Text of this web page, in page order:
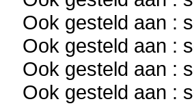
Ook gesteld aan :
Ook gesteld aan :
Ook gesteld aan :
Ook gesteld aan :